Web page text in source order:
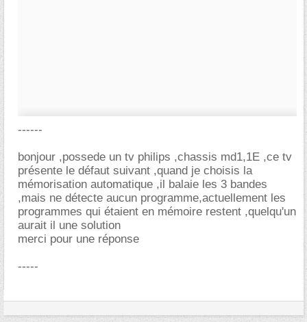
------
bonjour ,possede un tv philips ,chassis md1,1E ,ce tv
présente le défaut suivant ,quand je choisis la
mémorisation automatique ,il balaie les 3 bandes
,mais ne détecte aucun programme,actuellement les
programmes qui étaient en mémoire restent ,quelqu'un
aurait il une solution
merci pour une réponse
-----